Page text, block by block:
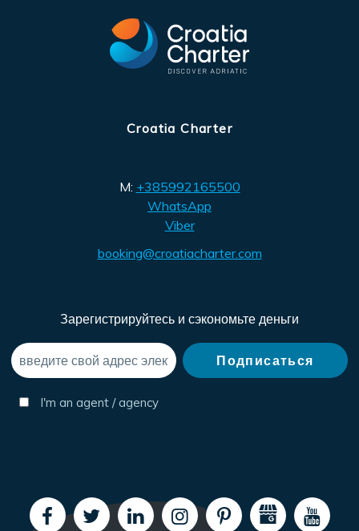
Croatia Charter
M: +385992165500
WhatsApp
Viber
booking@croatiacharter.com
Зарегистрируйтесь и сэкономьте деньги
I'm an agent / agency